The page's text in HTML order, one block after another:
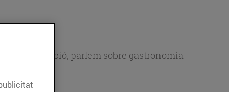
alimentació, parlem sobre gastronomia